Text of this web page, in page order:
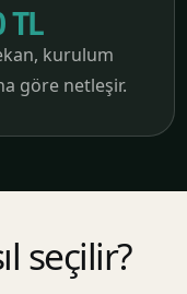
TL
kurulum
göre netleşir.
seçilir?